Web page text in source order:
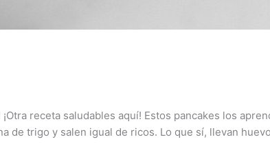
receta saludables aquí! Estos pancakes los
de trigo y salen igual de ricos. Lo que sí, llevan